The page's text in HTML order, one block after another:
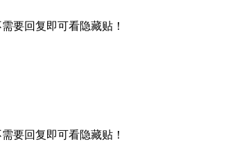
要回复即可看隐藏贴！
要回复即可看隐藏贴！